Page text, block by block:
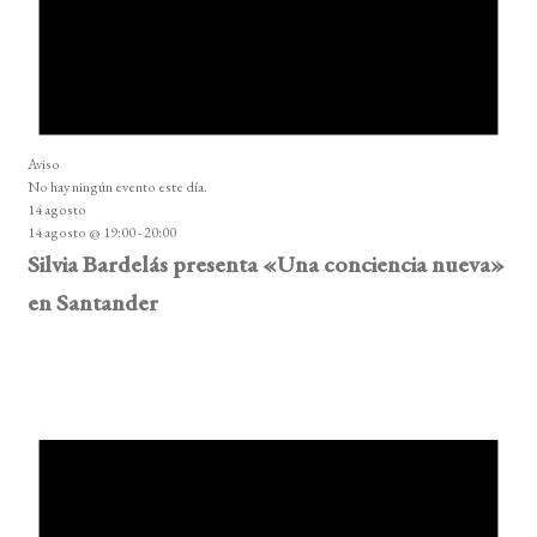
Aviso
No hay ningún evento este día.
14 agosto
14 agosto @ 19:00-20:00
Silvia Bardelás presenta «Una conciencia nueva»
en Santander